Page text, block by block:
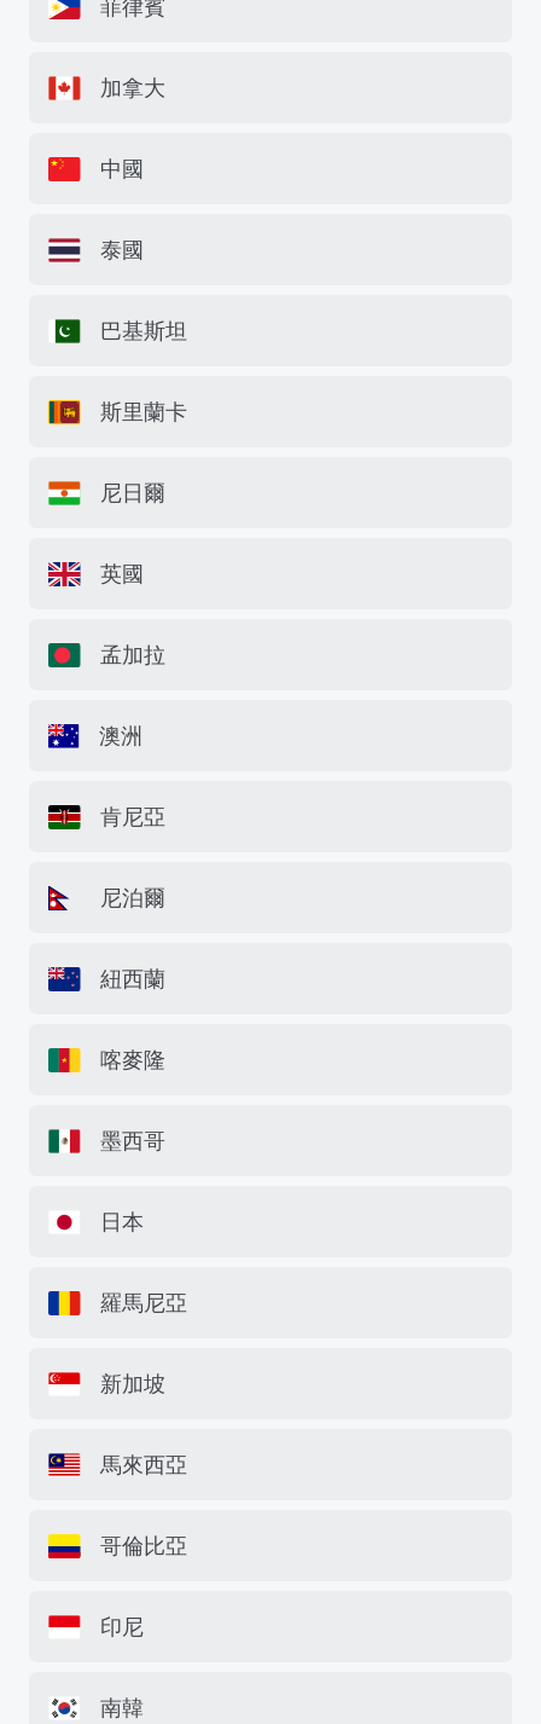
菲律賓
加拿大
中國
泰國
巴基斯坦
斯里蘭卡
尼日爾
英國
孟加拉
澳洲
肯尼亞
尼泊爾
紐西蘭
喀麥隆
墨西哥
日本
羅馬尼亞
新加坡
馬來西亞
哥倫比亞
印尼
南韓